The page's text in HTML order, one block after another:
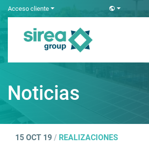
SkipAcceso cliente
Noticias
15 OCT 19 / REALIZACIONES